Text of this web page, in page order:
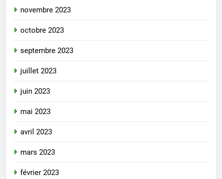
novembre 2023
octobre 2023
septembre 2023
juillet 2023
juin 2023
mai 2023
avril 2023
mars 2023
février 2023